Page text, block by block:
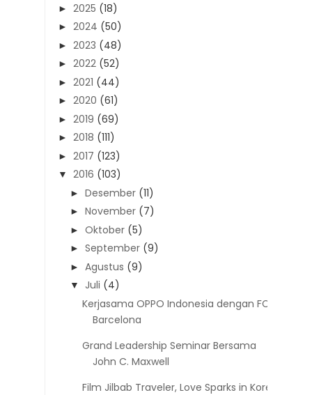
► 2025 (18)
► 2024 (50)
► 2023 (48)
► 2022 (52)
► 2021 (44)
► 2020 (61)
► 2019 (69)
► 2018 (111)
► 2017 (123)
▼ 2016 (103)
► Desember (11)
► November (7)
► Oktober (5)
► September (9)
► Agustus (9)
▼ Juli (4)
Kerjasama OPPO Indonesia dengan FC
Barcelona
Grand Leadership Seminar Bersama
John C. Maxwell
Film Jilbab Traveler, Love Sparks in Korea